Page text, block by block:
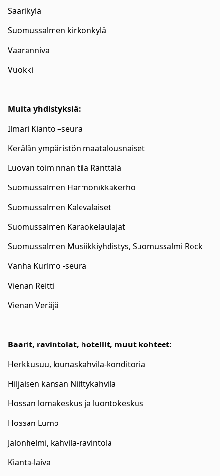
Saarikylä
Suomussalmen kirkonkylä
Vaaranniva
Vuokki
Muita yhdistyksiä:
Ilmari Kianto –seura
Kerälän ympäristön maatalousnaiset
Luovan toiminnan tila Ränttälä
Suomussalmen Harmonikkakerho
Suomussalmen Kalevalaiset
Suomussalmen Karaokelaulajat
Suomussalmen Musiikkiyhdistys, Suomussalmi Rock
Vanha Kurimo -seura
Vienan Reitti
Vienan Veräjä
Baarit, ravintolat, hotellit, muut kohteet:
Herkkusuu, lounaskahvila-konditoria
Hiljaisen kansan Niittykahvila
Hossan lomakeskus ja luontokeskus
Hossan Lumo
Jalonhelmi, kahvila-ravintola
Kianta-laiva